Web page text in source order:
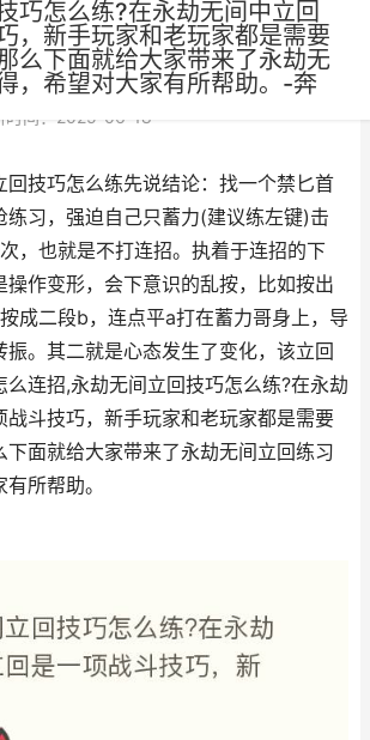
巧怎么练?在永劫无间中立回
，新手玩家和老玩家都是需要
么下面就给大家带来了永劫无
，希望对大家有所帮助。-奔
时间：2025-06-18
回技巧怎么练先说结论：找一个禁匕首
练习，强迫自己只蓄力(建议练左键)击
，也就是不打连招。执着于连招的下
操作变形，会下意识的乱按，比如按出
成二段b，连点平a打在蓄力哥身上，导
振。其二就是心态发生了变化，该立回
么连招,永劫无间立回技巧怎么练?在永劫
战斗技巧，新手玩家和老玩家都是需要
下面就给大家带来了永劫无间立回练习
所帮助。